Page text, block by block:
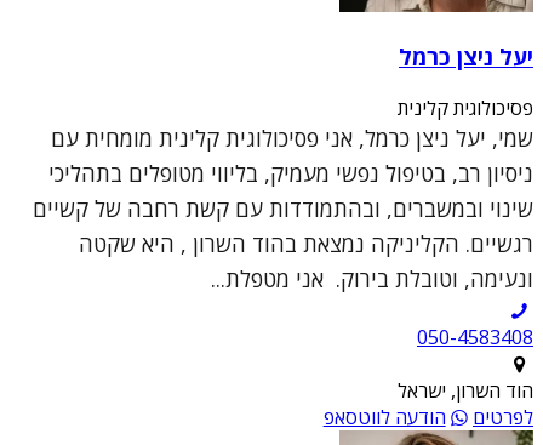
יעל ניצן כרמל
פסיכולוגית קלינית
שמי, יעל ניצן כרמל, אני פסיכולוגית קלינית מומחית עם
ניסיון רב, בטיפול נפשי מעמיק, בליווי מטופלים בתהליכי
שינוי ובמשברים, ובהתמודדות עם קשת רחבה של קשיים
רגשיים. הקליניקה נמצאת בהוד השרון , היא שקטה
ונעימה, וטובלת בירוק. אני מטפלת...
050-4583408
הוד השרון, ישראל
לפרטים
הודעה לווטסאפ